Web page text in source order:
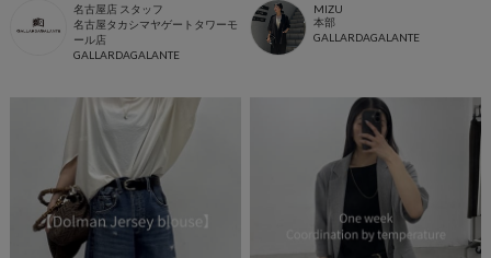
名古屋店 スタッフ
名古屋タカシマヤゲートタワーモ
ール店
GALLARDAGALANTE
MIZU
本部
GALLARDAGALANTE